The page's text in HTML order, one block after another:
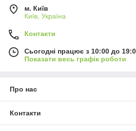
м. Київ
Київ, Україна
Контакти
Сьогодні працює з 10:00 до
Показати весь графік роботи
Про нас
Контакти